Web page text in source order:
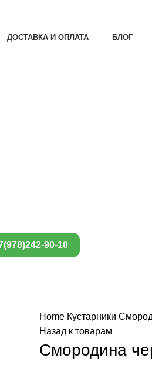
ДОСТАВКА И ОПЛАТА БЛОГ
90-10
Home Кустарники
Назад к товарам
Смородина